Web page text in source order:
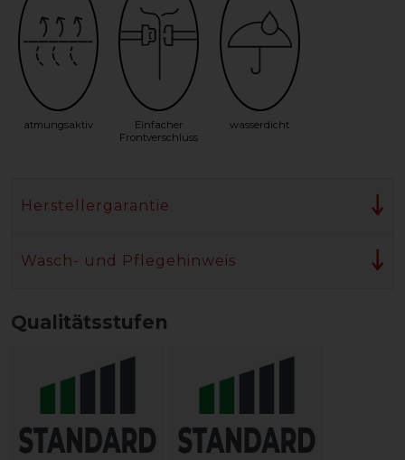
atmungsaktiv
Einfacher
Frontverschluss
wasserdicht
Herstellergarantie
Wasch- und Pflegehinweis
Qualitätsstufen